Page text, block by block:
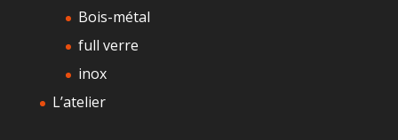
Bois-métal
full verre
inox
L’atelier